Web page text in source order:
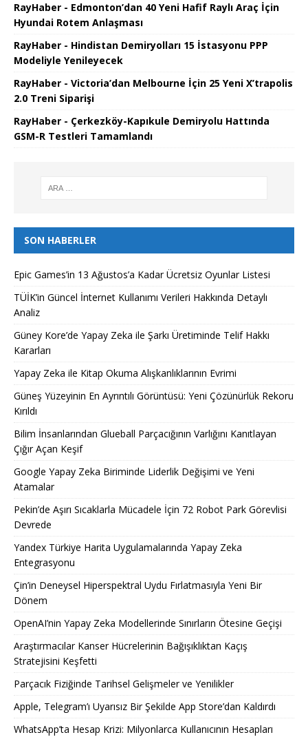
RayHaber - Edmonton’dan 40 Yeni Hafif Raylı Araç İçin
Hyundai Rotem Anlaşması
RayHaber - Hindistan Demiryolları 15 İstasyonu PPP
Modeliyle Yenileyecek
RayHaber - Victoria’dan Melbourne İçin 25 Yeni X’trapolis
2.0 Treni Siparişi
RayHaber - Çerkezköy-Kapıkule Demiryolu Hattında
GSM-R Testleri Tamamlandı
SON HABERLER
Epic Games’in 13 Ağustos’a Kadar Ücretsiz Oyunlar Listesi
TÜİK’in Güncel İnternet Kullanımı Verileri Hakkında Detaylı
Analiz
Güney Kore’de Yapay Zeka ile Şarkı Üretiminde Telif Hakkı
Kararları
Yapay Zeka ile Kitap Okuma Alışkanlıklarının Evrimi
Güneş Yüzeyinin En Ayrıntılı Görüntüsü: Yeni Çözünürlük Rekoru
Kırıldı
Bilim İnsanlarından Glueball Parçacığının Varlığını Kanıtlayan
Çığır Açan Keşif
Google Yapay Zeka Biriminde Liderlik Değişimi ve Yeni
Atamalar
Pekin’de Aşırı Sıcaklarla Mücadele İçin 72 Robot Park Görevlisi
Devrede
Yandex Türkiye Harita Uygulamalarında Yapay Zeka
Entegrasyonu
Çin’in Deneysel Hiperspektral Uydu Fırlatmasıyla Yeni Bir
Dönem
OpenAI’nin Yapay Zeka Modellerinde Sınırların Ötesine Geçişi
Araştırmacılar Kanser Hücrelerinin Bağışıklıktan Kaçış
Stratejisini Keşfetti
Parçacık Fiziğinde Tarihsel Gelişmeler ve Yenilikler
Apple, Telegram’ı Uyarısız Bir Şekilde App Store’dan Kaldırdı
WhatsApp’ta Hesap Krizi: Milyonlarca Kullanıcının Hesapları